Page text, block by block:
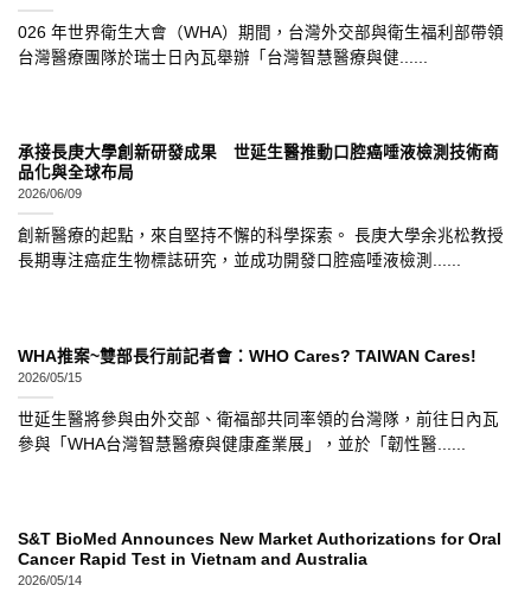
026 年世界衛生大會（WHA）期間，台灣外交部與衛生福利部帶領
台灣醫療團隊於瑞士日內瓦舉辦「台灣智慧醫療與健......
承接長庚大學創新研發成果 世延生醫推動口腔癌唾液檢測技術商
品化與全球布局
2026/06/09
創新醫療的起點，來自堅持不懈的科學探索。 長庚大學余兆松教授
長期專注癌症生物標誌研究，並成功開發口腔癌唾液檢測......
WHA推案~雙部長行前記者會：WHO Cares? TAIWAN Cares!
2026/05/15
世延生醫將參與由外交部、衛福部共同率領的台灣隊，前往日內瓦
參與「WHA台灣智慧醫療與健康產業展」，並於「韌性醫......
S&T BioMed Announces New Market Authorizations for Oral
Cancer Rapid Test in Vietnam and Australia
2026/05/14